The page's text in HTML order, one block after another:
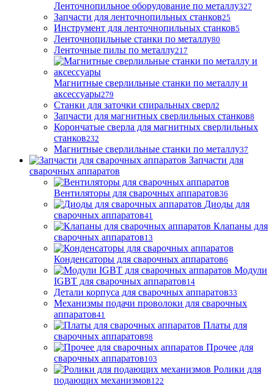
Ленточнопильное оборудование по металлу327
Запчасти для ленточнопильных станков25
Инструмент для ленточнопильных станков5
Ленточнопильные станки по металлу80
Ленточные пилы по металлу217
Магнитные сверлильные станки по металлу и
аксессуары279
Станки для заточки спиральных сверл2
Запчасти для магнитных сверлильных станков8
Корончатые сверла для магнитных сверлильных
станков232
Магнитные сверлильные станки по металлу37
Запчасти для
сварочных аппаратов
Вентиляторы для сварочных аппаратов36
Диоды для
сварочных аппаратов41
Клапаны для
сварочных аппаратов13
Конденсаторы для сварочных аппаратов6
Модули
IGBT для сварочных аппаратов14
Детали корпуса для сварочных аппаратов33
Механизмы подачи проволоки для сварочных
аппаратов41
Платы для
сварочных аппаратов98
Прочее для
сварочных аппаратов103
Ролики для
подающих механизмов122